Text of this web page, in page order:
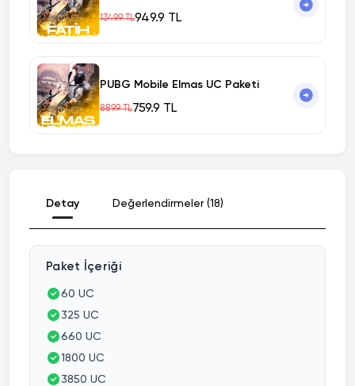
1349.9 TL949.9 TL
PUBG Mobile Elmas UC Paketi
889.9 TL759.9 TL
Detay Değerlendirmeler (18)
Paket İçeriği
60 UC
325 UC
660 UC
1800 UC
3850 UC